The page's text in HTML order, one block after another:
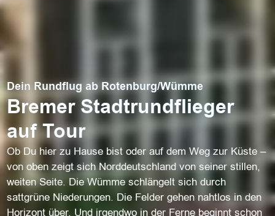
Dein Rundflug ab Rotenburg/Wümme
Bremer Stadtrundflieger
auf Tour
Ob Du hier zu Hause bist oder auf dem Weg zur Küste –
von oben zeigt sich Norddeutschland von seiner stillen,
weiten Seite. Die Wümme schlängelt sich durch
sattgrüne Niederungen. Die Felder gehen nahtlos in den
Horizont über. Und irgendwo in der Ferne beginnt schon